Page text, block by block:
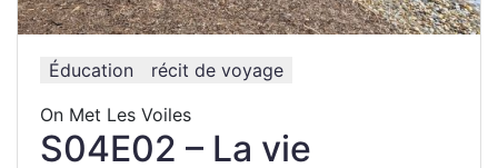
Éducation
récit de voyage
On Met Les Voiles
S04E02 – La vie